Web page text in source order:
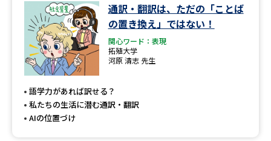
通訳・翻訳は、ただの「ことば
の置き換え」ではない！
関心ワード：表現
拓殖大学
河原 清志 先生
語学力があれば訳せる？
私たちの生活に潜む通訳・翻訳
AIの位置づけ